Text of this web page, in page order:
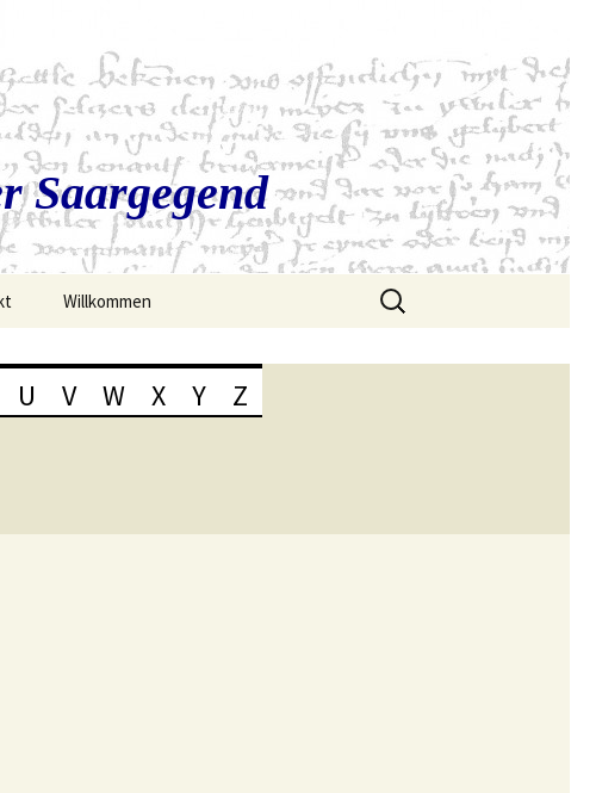
Saargegend
Willkommen
Suchen
nach:
U V W X Y Z